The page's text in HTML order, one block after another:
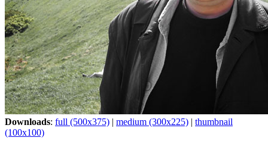
Downloads: full (500x375) | medium (300x225) | thumbnail
(100x100)